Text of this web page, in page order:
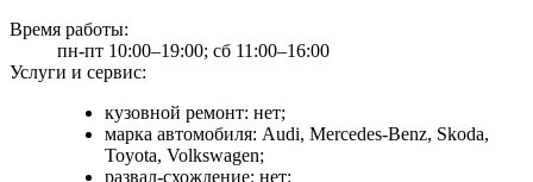
Время работы:
пн-пт 10:00–19:00; сб 11:00–16:00
Услуги и сервис:
кузовной ремонт: нет;
марка автомобиля: Audi, Mercedes-Benz, Skoda,
Toyota, Volkswagen;
развал-схождение: нет;